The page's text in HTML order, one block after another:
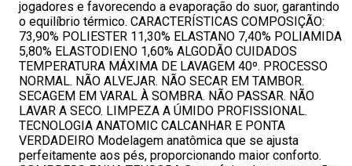
jogadores e favorecendo a evaporação do suor, garantindo
o equilíbrio térmico. CARACTERÍ­STICAS COMPOSIÇÃO:
73,90% POLIESTER 11,30% ELASTANO 7,40% POLIAMIDA
5,80% ELASTODIENO 1,60% ALGODÃO CUIDADOS
TEMPERATURA MÁXIMA DE LAVAGEM 40º. PROCESSO
NORMAL. NÃO ALVEJAR. NÃO SECAR EM TAMBOR.
SECAGEM EM VARAL À SOMBRA. NÃO PASSAR. NÃO
LAVAR A SECO. LIMPEZA A ÚMIDO PROFISSIONAL.
TECNOLOGIA ANATOMIC CALCANHAR E PONTA
VERDADEIRO Modelagem anatômica que se ajusta
perfeitamente aos pés, proporcionando maior conforto.